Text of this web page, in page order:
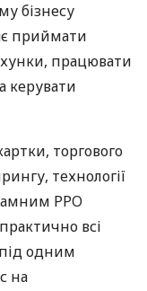
бізнесу
приймати
працювати
керувати
торгового
технології
РРО
всі
одним
на